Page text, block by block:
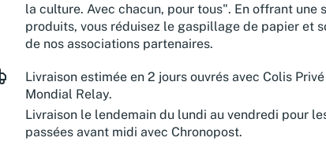
la culture. Avec chacun, pour tous". En offrant une
produits, vous réduisez le gaspillage de papier et
de nos associations partenaires.
Livraison estimée en 2 jours ouvrés avec Colis
Mondial Relay.
Livraison le lendemain du lundi au vendredi pour
passées avant midi avec Chronopost.